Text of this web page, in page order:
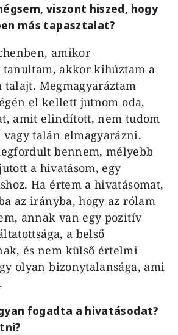
viszont hiszed, hogy
más tapasztalat?
amikor
tanultam, akkor kihúztam a
talajt. Megmagyaráztam
el kellett jutnom oda,
amit elindított, nem tudom
talán elmagyarázni.
bennem, mélyebb
a hivatásom, egy
Ha értem a hivatásomat,
az irányba, hogy az rólam
annak van egy pozitív
a belső
és nem külső értelmi
olyan bizonytalansága, ami
fogadta a hivatásodat?